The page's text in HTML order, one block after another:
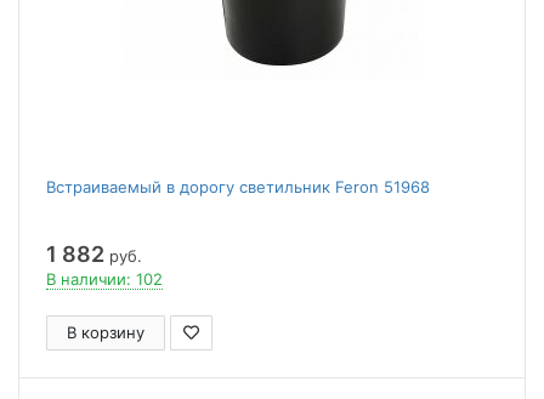
Встраиваемый в дорогу светильник Feron 51968
1 882 руб.
В наличии: 102
В корзину